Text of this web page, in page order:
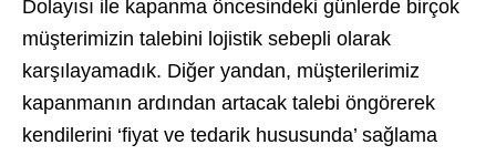
Dolayısı ile kapanma öncesindeki günlerde birçok
müşterimizin talebini lojistik sebepli olarak
karşılayamadık. Diğer yandan, müşterilerimiz
kapanmanın ardından artacak talebi öngörerek
kendilerini ‘fiyat ve tedarik hususunda’ sağlama